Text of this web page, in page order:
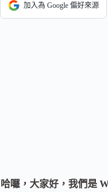
加入為 Google 偏好來源
哈囉，大家好，我們是